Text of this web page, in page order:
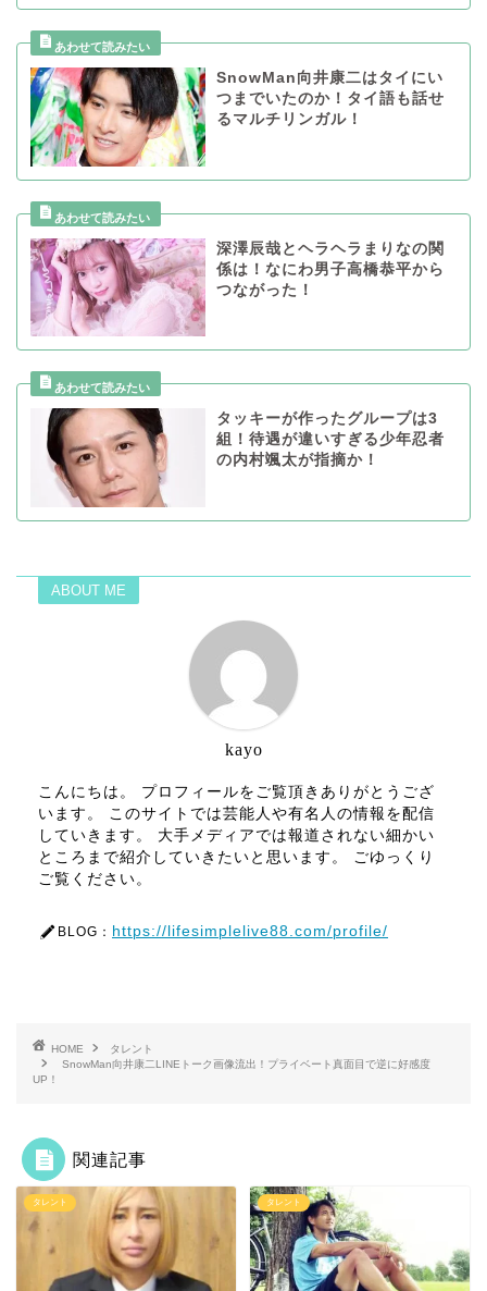
SnowMan向井康二はタイにい
つまでいたのか！タイ語も話せ
るマルチリンガル！
深澤辰哉とヘラヘラまりなの関
係は！なにわ男子高橋恭平から
つながった！
タッキーが作ったグループは3
組！待遇が違いすぎる少年忍者
の内村颯太が指摘か！
ABOUT ME
kayo
こんにちは。 プロフィールをご覧頂きありがとうござ
います。 このサイトでは芸能人や有名人の情報を配信
していきます。 大手メディアでは報道されない細かい
ところまで紹介していきたいと思います。 ごゆっくり
ご覧ください。
BLOG： https://lifesimplelive88.com/profile/
HOME
タレント
SnowMan向井康二LINEトーク画像流出！プライベート真面目で逆に好感度
UP！
関連記事
タレント タレント